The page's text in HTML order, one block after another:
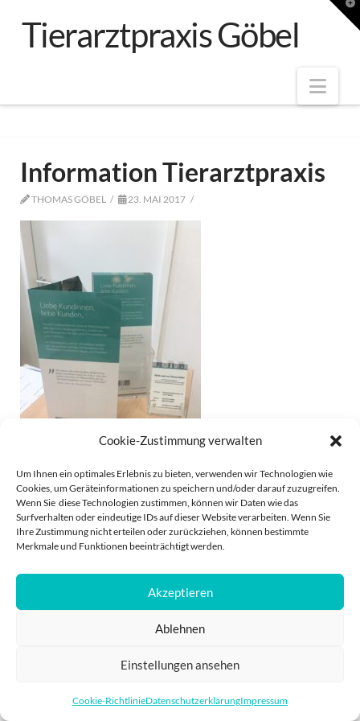
Cookie-Zustimmung verwalten
Um Ihnen ein optimales Erlebnis zu bieten, verwenden wir Technologien wie
Cookies, um Geräteinformationen zu speichern und/oder darauf zuzugreifen.
Wenn Sie diese Technologien zustimmen, können wir Daten wie das
Surfverhalten oder eindeutige IDs auf dieser Website verarbeiten. Wenn Sie
Ihre Zustimmung nicht erteilen oder zurückziehen, können bestimmte
Merkmale und Funktionen beeinträchtigt werden.
Akzeptieren
Ablehnen
Einstellungen ansehen
Cookie-RichtlinieDatenschutzerklärungImpressum
Tierarztpraxis Göbel
Information Tierarztpraxis
THOMAS GÖBEL 23. MAI 2017
Tresen am Empfang Tierarztpraxis